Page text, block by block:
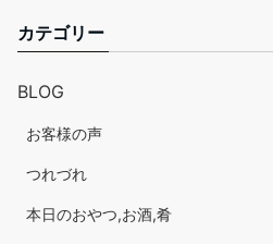
カテゴリー
BLOG
お客様の声
つれづれ
本日のおやつ,お酒,肴